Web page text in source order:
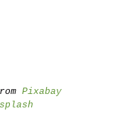
Pixabay